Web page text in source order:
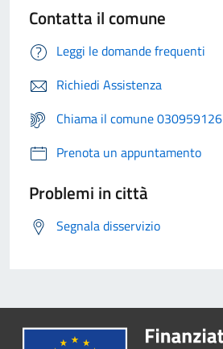
Contatta il comune
Leggi le domande frequenti
Richiedi Assistenza
Chiama il comune 030959126
Prenota un appuntamento
Problemi in città
Segnala disservizio